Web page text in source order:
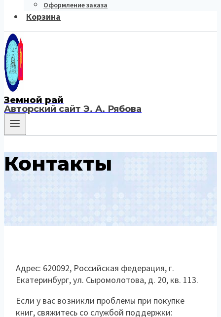
Оформление заказа
Корзина
Земной рай
Авторский сайт Э. А. Рябова
Контакты
Адрес: 620092, Российская федерация, г.
Екатеринбург, ул. Сыромолотова, д. 20, кв. 113.
Если у вас возникли проблемы при покупке
книг, свяжитесь со службой поддержки: